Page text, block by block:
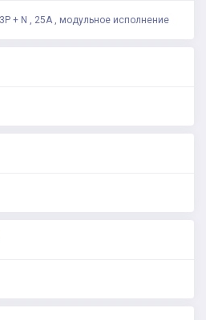
+ N , 25А , модульное исполнение